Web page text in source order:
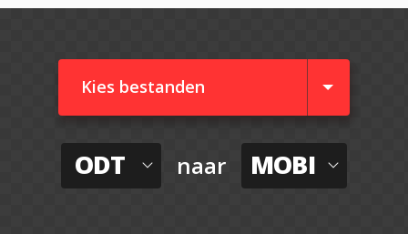
Kies bestanden
ODT naar MOBI